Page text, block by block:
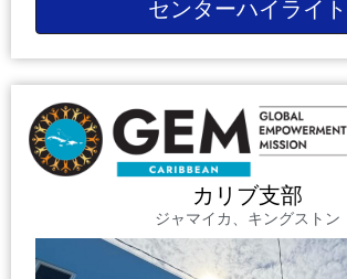
センターハイライト
カリブ支部
ジャマイカ、キングストン